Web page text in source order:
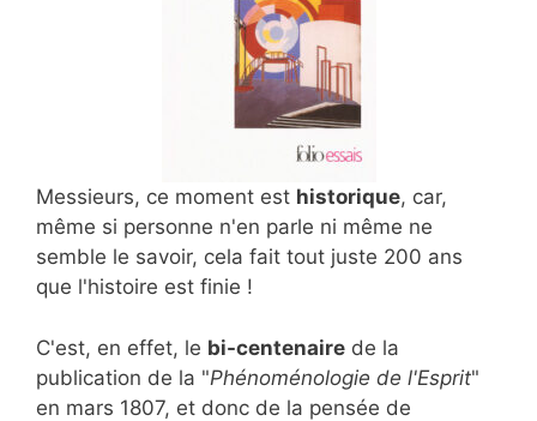
Messieurs, ce moment est historique, car,
même si personne n'en parle ni même ne
semble le savoir, cela fait tout juste 200 ans
que l'histoire est finie !
C'est, en effet, le bi-centenaire de la
publication de la "Phénoménologie de l'Esprit"
en mars 1807, et donc de la pensée de